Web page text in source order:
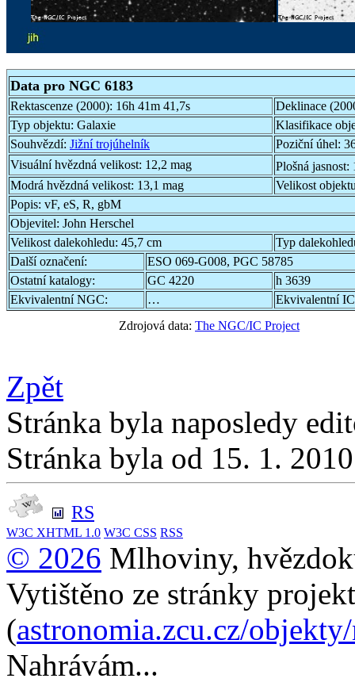
Data pro NGC 6183
Rektascenze (2000): 16h 41m 41,7s
Deklinace
Typ objektu: Galaxie
Klasifikace
Souhvězdí: Jižní trojúhelník Poziční úhel:
Visuální hvězdná velikost: 12,2 mag Plošná jasnost:
Modrá hvězdná velikost: 13,1 mag
Velikost
Popis: vF, eS, R, gbM
Objevitel: John Herschel
Velikost dalekohledu: 45,7 cm
Typ
Další označení:
ESO 069-G008, PGC 58785
Ostatní katalogy:
GC 4220
h 3639
Ekvivalentní NGC:
…
Ekvivalentní
Zdrojová data: The NGC/IC Project
Zpět
Stránka byla naposledy
Stránka byla od 15. 1.
RS
W3C XHTML 1.0 W3C CSS RSS
© 2026 Mlhoviny,
Vytištěno ze stránky
(astronomia.zcu.cz/
Nahrávám...